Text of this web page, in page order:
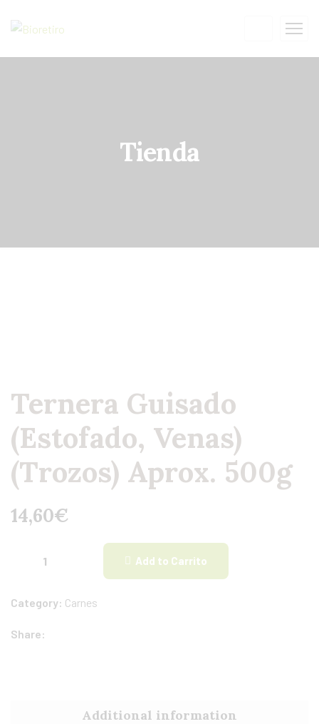
Tienda
Ternera Guisado
(Estofado, Venas)
(Trozos) Aprox. 500g
14,60€
Add to Carrito
Category: Carnes
Share:
Additional information